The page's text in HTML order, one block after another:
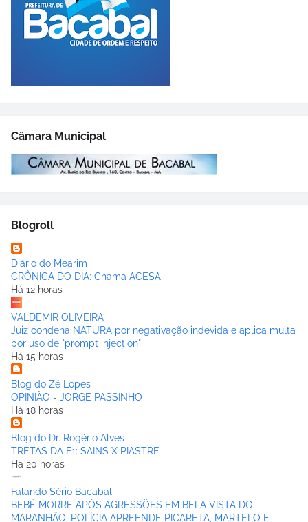
Câmara Municipal
Blogroll
Diário do Mearim
CRÔNICA DO DIA: Chama ACESA
Há 12 horas
VALDEMIR OLIVEIRA
Juiz condena NATURA por negativação indevida e aplica multa
por uso de "prompt injection"
Há 15 horas
Blog do Zé Lopes
OPINIÃO - JORGE PASSINHO
Há 18 horas
Blog do Dr. Rogério Alves
TRETAS DA F1: SAINS X PIASTRE
Há 20 horas
Falando Sério Bacabal
BEBÊ MORRE APÓS AGRESSÕES EM BELA VISTA DO
MARANHÃO; POLÍCIA APREENDE PICARETA, MARTELO E